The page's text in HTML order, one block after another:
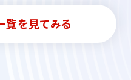
覧を見てみる